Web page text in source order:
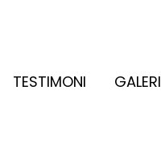
TESTIMONI GALERI